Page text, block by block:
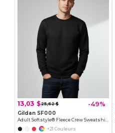
13,03 $25,62 $ -49%
Gildan SF000
Adult Softstyle® Fleece Crew Sweatshirt
+21 Couleurs